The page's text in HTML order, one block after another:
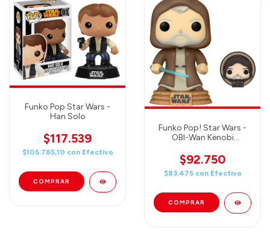
Funko Pop Star Wars -
Han Solo
$117.539
$105.785,10 con Efectivo
Funko Pop! Star Wars -
OBI-Wan Kenobi
$92.750
$83.475 con Efectivo